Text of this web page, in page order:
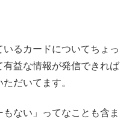
るカードについてちょっ
益な情報が発信できれば
だいてます。
ない」ってなことも含ま